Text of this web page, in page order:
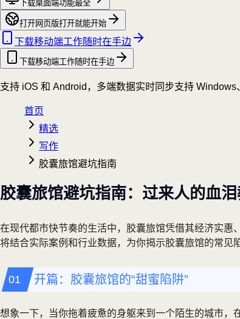
下载桌面端功能最全
打开网页版打开就能开始
下载移动端工作随时在手边
下载移动端工作随时在手边
支持 iOS 和 Android，多端数据实时同步支持 Windows
首页
精选
写作
胶囊旅馆避坑指南
胶囊旅馆避坑指南：过来人的血泪
在现代都市快节奏的生活中，胶囊旅馆凭借其经济实
将结合实际案例和行业数据，为你揭示胶囊旅馆的常见
开篇：胶囊旅馆的“甜蜜陷阱”
想象一下，当你拖着疲惫的身躯来到一个陌生的城市